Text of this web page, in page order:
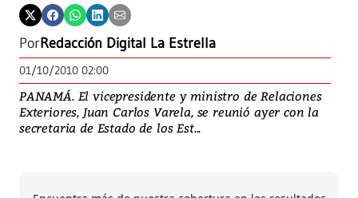
PorRedacción Digital La Estrella
01/10/2010 02:00
PANAMÁ. El vicepresidente y ministro de Relaciones
Exteriores, Juan Carlos Varela, se reunió ayer con la
secretaria de Estado de los Est...